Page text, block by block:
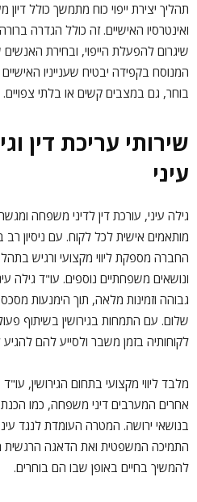
תהליך יצירת ייפוי כוח מתמשך כולל
ואינטרסיו האישיים. זה כולל הגדרה
שיגרום להפעלת הייפוי, ובחירת
המנוסח בקפידה יבטיח שענייניו
בוחר, גם במצבים קשים או בלתי צפויים.
שירותי עריכת דין
עיני
גילה עיני, עורכת דין לדיני משפחה
מותאמים אישית לכל לקוח. עם ניסיון
החברה מספקת ליווי מקצועי ורגיש
ונושאים משפחתיים נוספים. עו"ד גילה
גבוהה וזמינות מלאה, תוך הימנעות
שלום. עם התמחות בגירושין בשיתוף
לקוחותיה בזמן משבר ולסייע להם
מלבד ליווי מקצועי בתחום הגירושין,
אחרים המערבים דיני משפחה, כמו הכנת
בנושאי ירושה. המטרה העומדת לנגד
התמיכה המשפטית ואת הדאגה
להמשיך בחיים באופן שבו הם בוחרים.